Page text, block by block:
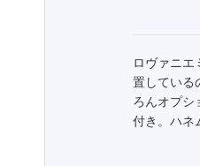
ロヴァニエ
置している
ろんオプシ
付き。ハネ